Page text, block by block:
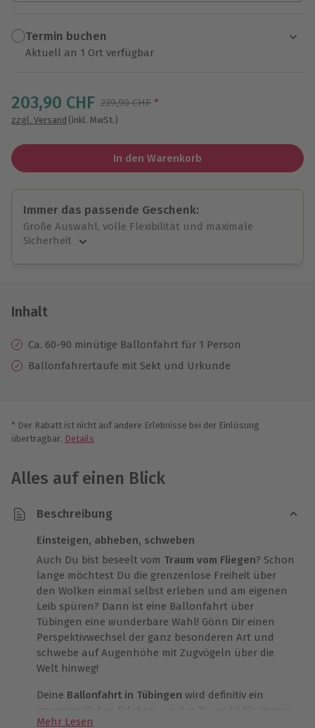
Termin buchen
Aktuell an 1 Ort verfügbar
203,90 CHF Streichpreis
239,90 CHF *
zzgl. Versand (inkl. MwSt.)
In den Warenkorb
Immer das passende Geschenk:
Große Auswahl, volle Flexibilität und maximale
Sicherheit
Jeder Gutschein für alle Erlebnisse einlösbar.
10 Jahre gültig & verlängerbar.
Inhalt
Ca. 60-90 minütige Ballonfahrt für 1 Person
Ballonfahrertaufe mit Sekt und Urkunde
* Der Rabatt ist nicht auf andere Erlebnisse bei der Einlösung
übertragbar. Details
Alles auf einen Blick
Beschreibung
Einsteigen, abheben, schweben
Auch Du bist beseelt vom Traum vom Fliegen? Schon
lange möchtest Du die grenzenlose Freiheit über
den Wolken einmal selbst erleben und am eigenen
Leib spüren? Dann ist eine Ballonfahrt über
Tübingen eine wunderbare Wahl! Gönn Dir einen
Perspektivwechsel der ganz besonderen Art und
schwebe auf Augenhöhe mit Zugvögeln über die
Welt hinweg!
Deine Ballonfahrt in Tübingen wird definitiv ein
unvergessliches Erlebnis, an das Du wohl für immer
Mehr Lesen